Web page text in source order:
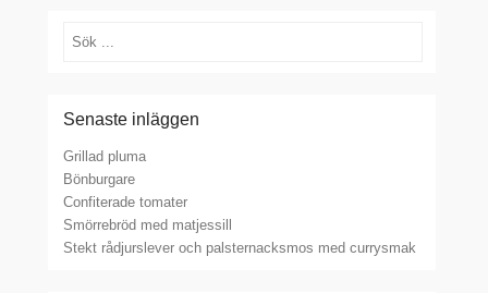
Sök
Senaste inläggen
Grillad pluma
Bönburgare
Confiterade tomater
Smörrebröd med matjessill
Stekt rådjurslever och palsternacksmos med currysmak